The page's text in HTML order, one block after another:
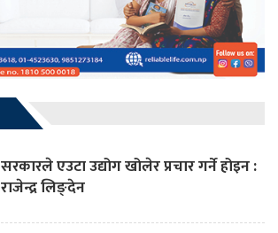
सरकारले एउटा उद्योग खोलेर प्रचार गर्ने होइन :
राजेन्द्र लिङ्देन